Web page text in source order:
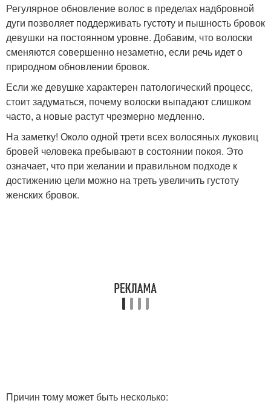
Регулярное обновление волос в пределах надбровной
дуги позволяет поддерживать густоту и пышность бровок
девушки на постоянном уровне. Добавим, что волоски
сменяются совершенно незаметно, если речь идет о
природном обновлении бровок.
Если же девушке характерен патологический процесс,
стоит задуматься, почему волоски выпадают слишком
часто, а новые растут чрезмерно медленно.
На заметку! Около одной трети всех волосяных луковиц
бровей человека пребывают в состоянии покоя. Это
означает, что при желании и правильном подходе к
достижению цели можно на треть увеличить густоту
женских бровок.
Причин тому может быть несколько: